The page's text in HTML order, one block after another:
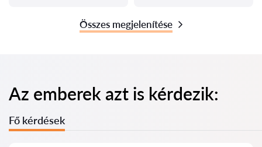
Összes megjelenítése
Az emberek azt is kérdezik:
Fő kérdések